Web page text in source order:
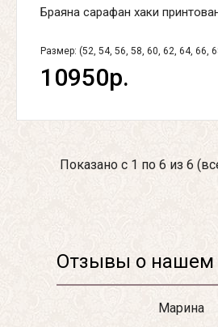
Браяна сарафан хаки
Размер: (52, 54, 56, 58, 60, 62, 64, 66,
10950р.
Показано с 1 по 6 из 6
Отзывы о нашем
Марина